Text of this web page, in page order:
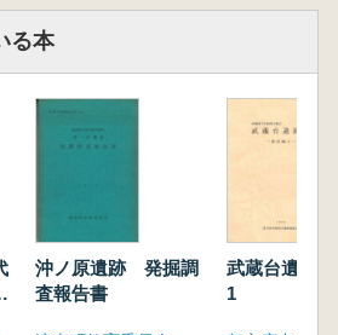
る本
沖ノ原遺跡 発掘調
査報告書
武蔵台遺跡
1